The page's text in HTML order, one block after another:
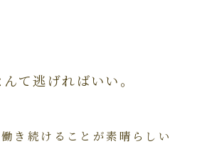
て逃げればいい。
き続けることが素晴らしい